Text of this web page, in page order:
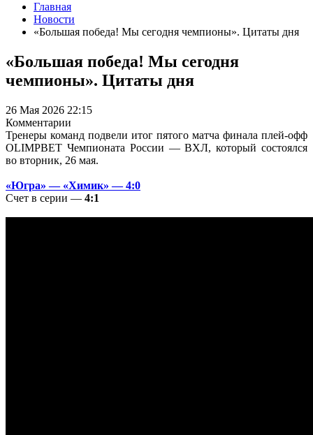
Главная
Новости
«Большая победа! Мы сегодня чемпионы». Цитаты дня
«Большая победа! Мы сегодня
чемпионы». Цитаты дня
26 Мая 2026 22:15
Комментарии
Тренеры команд подвели итог пятого матча финала плей-офф
OLIMPBET Чемпионата России — ВХЛ, который состоялся
во вторник, 26 мая.
«Югра» — «Химик» — 4:0
Счет в серии — 4:1